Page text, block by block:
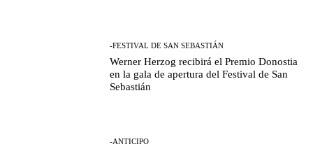
-FESTIVAL DE SAN SEBASTIÁN
Werner Herzog recibirá el Premio Donostia
en la gala de apertura del Festival de San
Sebastián
-ANTICIPO